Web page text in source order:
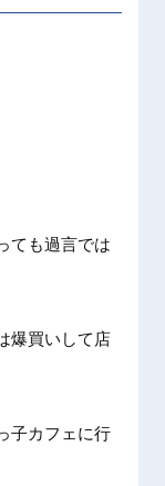
ても過言では
爆買いして店
子カフェに行